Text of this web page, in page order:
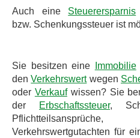
Auch eine Steuerersparnis
bzw. Schenkungssteuer ist
Sie besitzen eine Immobilie
denVerkehrswertwegen
oder Verkaufwissen? Sie
der
Erbschaftssteuer,
Verkehrswertgutachten für